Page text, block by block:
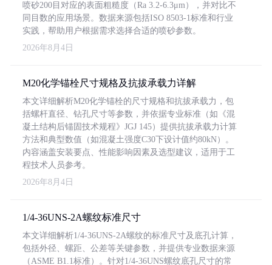
喷砂200目对应的表面粗糙度（Ra 3.2-6.3μm），并对比不
同目数的应用场景。数据来源包括ISO 8503-1标准和行业
实践，帮助用户根据需求选择合适的喷砂参数。
2026年8月4日
M20化学锚栓尺寸规格及抗拔承载力详解
本文详细解析M20化学锚栓的尺寸规格和抗拔承载力，包
括螺杆直径、钻孔尺寸等参数，并依据专业标准（如《混
凝土结构后锚固技术规程》JGJ 145）提供抗拔承载力计算
方法和典型数值（如混凝土强度C30下设计值约80kN）。
内容涵盖安装要点、性能影响因素及选型建议，适用于工
程技术人员参考。
2026年8月4日
1/4-36UNS-2A螺纹标准尺寸
本文详细解析1/4-36UNS-2A螺纹的标准尺寸及底孔计算，
包括外径、螺距、公差等关键参数，并提供专业数据来源
（ASME B1.1标准）。针对1/4-36UNS螺纹底孔尺寸的常